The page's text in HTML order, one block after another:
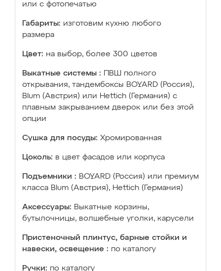
или с фотопечатью
Габариты: изготовим кухню любого
размера
Цвет: на выбор, более 300 цветов
Выкатные системы :
ПВШ полного
открывания, тандембоксы BOYARD (Россия),
Blum (Австрия) или Hettich (Германия) с
плавным закрыванием дверок или без этой
опции
Сушка для посуды: Хромированная
Цоколь: в цвет фасадов или корпуса
Подъемники : BOYARD (Россия) или премиум
класса Blum (Австрия), Hettich (Германия)
Аксессуары: Выкатные корзины,
бутылочницы, волшебные уголки, карусели
Пристеночный плинтус, барные стойки и
навески, освещение : по каталогу
Ручки: по каталогу